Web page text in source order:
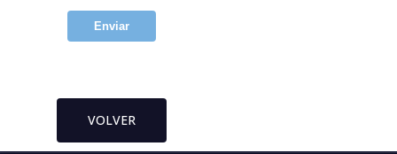
Enviar
VOLVER